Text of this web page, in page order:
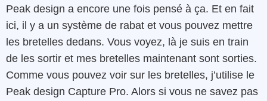
Peak design a encore une fois pensé à ça. Et en fait
ici, il y a un système de rabat et vous pouvez mettre
les bretelles dedans. Vous voyez, là je suis en train
de les sortir et mes bretelles maintenant sont sorties.
Comme vous pouvez voir sur les bretelles, j’utilise le
Peak design Capture Pro. Alors si vous ne savez pas